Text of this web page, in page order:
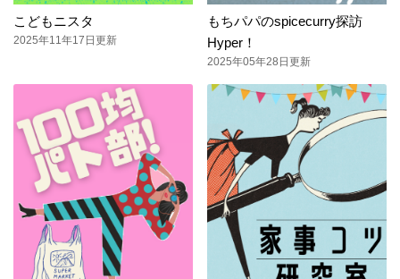
こどもニスタ
2025年11年17日更新
もちパパのspicecurry探訪
Hyper！
2025年05年28日更新